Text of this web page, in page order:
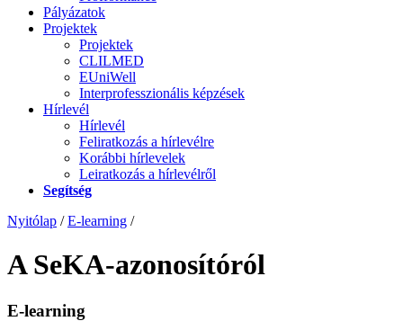
Pályázatok
Projektek
Projektek
CLILMED
EUniWell
Interprofesszionális képzések
Hírlevél
Hírlevél
Feliratkozás a hírlevélre
Korábbi hírlevelek
Leiratkozás a hírlevélről
Segítség
Nyitólap / E-learning /
A SeKA-azonosítóról
E-learning